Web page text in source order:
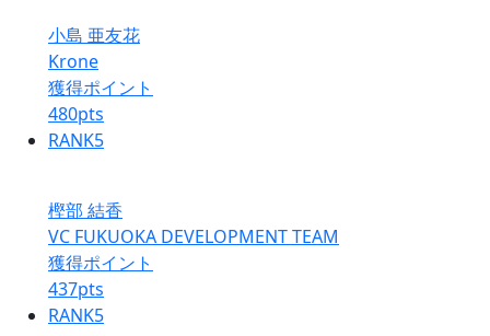
小島 亜友花
Krone
獲得ポイント
480pts
RANK5
樫部 結香
VC FUKUOKA DEVELOPMENT TEAM
獲得ポイント
437pts
RANK5